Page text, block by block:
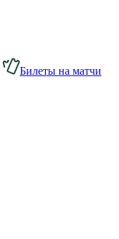
Билеты на матчи